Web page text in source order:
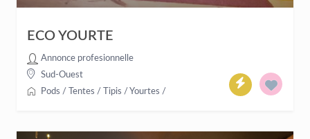
ECO YOURTE
Annonce profesionnelle
Sud-Ouest
Pods / Tentes / Tipis / Yourtes /